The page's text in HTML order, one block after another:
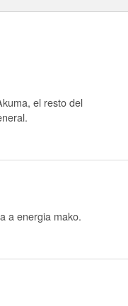
el resto del
a energia mako.